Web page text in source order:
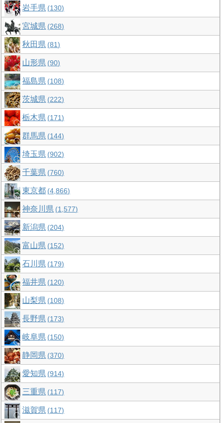
岩手県 130
宮城県 268
秋田県 81
山形県 90
福島県 108
茨城県 222
栃木県 171
群馬県 144
埼玉県 902
千葉県 760
東京都 4,866
神奈川県 1,577
新潟県 204
富山県 152
石川県 179
福井県 120
山梨県 108
長野県 173
岐阜県 150
静岡県 370
愛知県 914
三重県 117
滋賀県 117